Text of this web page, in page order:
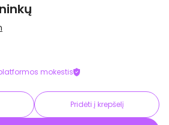
mokestis
Pridėti į krepšelį